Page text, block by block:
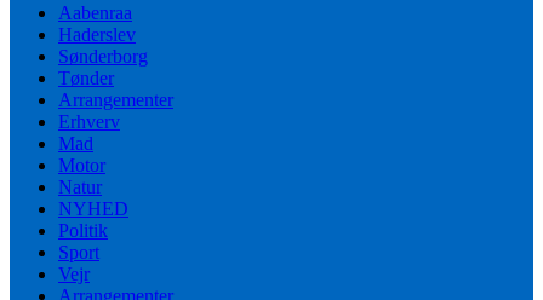
Aabenraa
Haderslev
Sønderborg
Tønder
Arrangementer
Erhverv
Mad
Motor
Natur
NYHED
Politik
Sport
Vejr
Arrangementer